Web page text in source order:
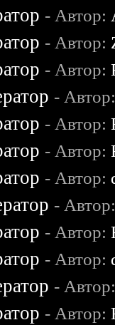
- Автор:
- Автор:
- Автор:
-
- Автор:
- Автор:
- Автор:
-
- Автор:
- Автор:
-
- Автор: